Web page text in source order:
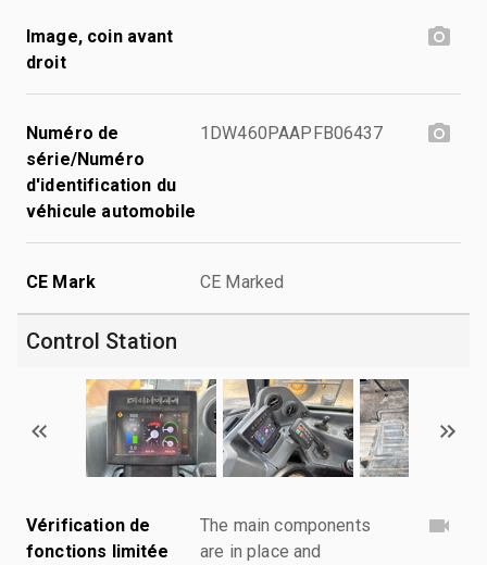
Image, coin avant
droit
Numéro de
série/Numéro
d'identification du
véhicule automobile
1DW460PAAPFB06437
CE Mark CE Marked
Control Station
Vérification de
fonctions limitée
The main components
are in place and